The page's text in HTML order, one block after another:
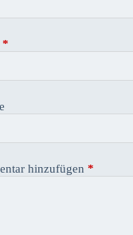
*
hinzufügen *